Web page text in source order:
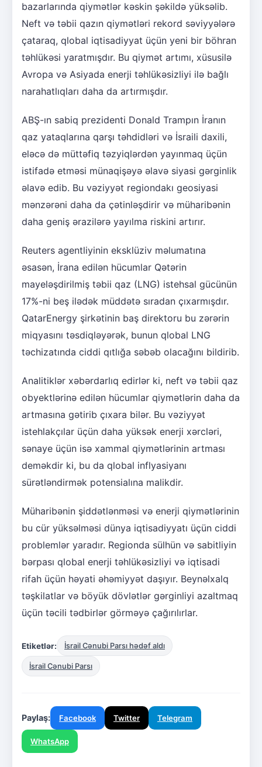
bazarlarında qiymətlər kəskin şəkildə yüksəlib.
Neft və təbii qazın qiymətləri rekord səviyyələrə
çataraq, qlobal iqtisadiyyat üçün yeni bir böhran
təhlükəsi yaratmışdır. Bu qiymət artımı, xüsusilə
Avropa və Asiyada enerji təhlükəsizliyi ilə bağlı
narahatlıqları daha da artırmışdır.
ABŞ-ın sabiq prezidenti Donald Trampın İranın
qaz yataqlarına qarşı təhdidləri və İsraili daxili,
eləcə də müttəfiq təzyiqlərdən yayınmaq üçün
istifadə etməsi münaqişəyə əlavə siyasi gərginlik
əlavə edib. Bu vəziyyət regiondakı geosiyasi
mənzərəni daha da çətinləşdirir və müharibənin
daha geniş ərazilərə yayılma riskini artırır.
Reuters agentliyinin eksklüziv məlumatına
əsasən, İrana edilən hücumlar Qətərin
mayeləşdirilmiş təbii qaz (LNG) istehsal gücünün
17%-ni beş ilədək müddətə sıradan çıxarmışdır.
QatarEnergy şirkətinin baş direktoru bu zərərin
miqyasını təsdiqləyərək, bunun qlobal LNG
təchizatında ciddi qıtlığa səbəb olacağını bildirib.
Analitiklər xəbərdarlıq edirlər ki, neft və təbii qaz
obyektlərinə edilən hücumlar qiymətlərin daha da
artmasına gətirib çıxara bilər. Bu vəziyyət
istehlakçılar üçün daha yüksək enerji xərcləri,
sənaye üçün isə xammal qiymətlərinin artması
deməkdir ki, bu da qlobal inflyasiyanı
sürətləndirmək potensialına malikdir.
Müharibənin şiddətlənməsi və enerji qiymətlərinin
bu cür yüksəlməsi dünya iqtisadiyyatı üçün ciddi
problemlər yaradır. Regionda sülhün və sabitliyin
bərpası qlobal enerji təhlükəsizliyi və iqtisadi
rifah üçün həyati əhəmiyyət daşıyır. Beynəlxalq
təşkilatlar və böyük dövlətlər gərginliyi azaltmaq
üçün təcili tədbirlər görməyə çağırılırlar.
Etiketlər: İsrail Cənubi Parsı hədəf aldı
İsrail Cənubi Parsı
Paylaş: Facebook Twitter Telegram
WhatsApp